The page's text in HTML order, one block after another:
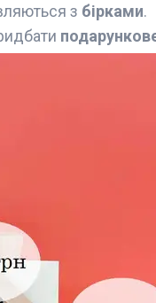
з бірками.